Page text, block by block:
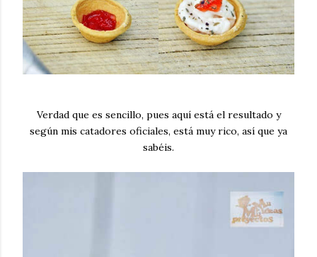
Verdad que es sencillo, pues aquí está el resultado y
según mis catadores oficiales, está muy rico, así que ya
sabéis.